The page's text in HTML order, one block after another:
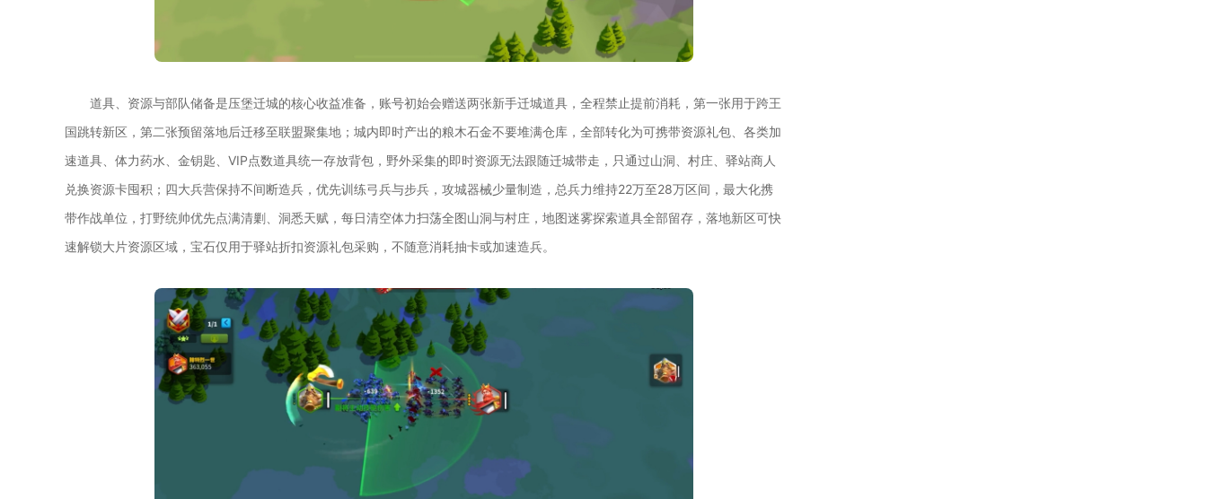
道具、资源与部队储备是压堡迁城的核心收益准备，账号初始会赠送两张新手迁城道具，全程禁止提前消耗，第一张用于跨王
国跳转新区，第二张预留落地后迁移至联盟聚集地；城内即时产出的粮木石金不要堆满仓库，全部转化为可携带资源礼包、各类加
速道具、体力药水、金钥匙、VIP点数道具统一存放背包，野外采集的即时资源无法跟随迁城带走，只通过山洞、村庄、驿站商人
兑换资源卡囤积；四大兵营保持不间断造兵，优先训练弓兵与步兵，攻城器械少量制造，总兵力维持22万至28万区间，最大化携
带作战单位，打野统帅优先点满清剿、洞悉天赋，每日清空体力扫荡全图山洞与村庄，地图迷雾探索道具全部留存，落地新区可快
速解锁大片资源区域，宝石仅用于驿站折扣资源礼包采购，不随意消耗抽卡或加速造兵。